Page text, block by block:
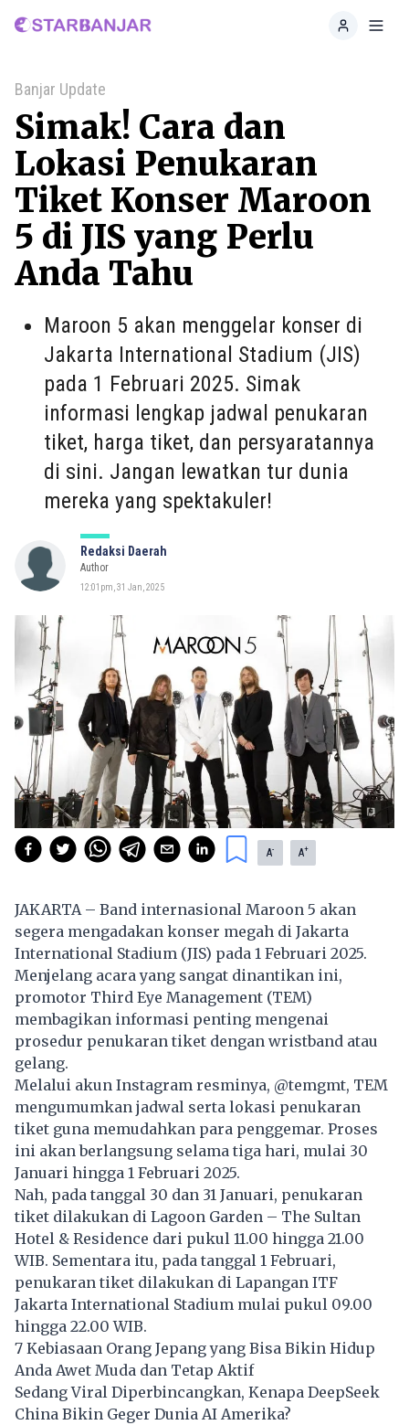
Home
Banjar Update
Simak! Cara dan
Lokasi Penukaran
Tiket Konser Maroon
5 di JIS yang Perlu
Anda Tahu
Maroon 5 akan menggelar konser di
Jakarta International Stadium (JIS)
pada 1 Februari 2025. Simak
informasi lengkap jadwal penukaran
tiket, harga tiket, dan persyaratannya
di sini. Jangan lewatkan tur dunia
mereka yang spektakuler!
Redaksi Daerah
Author
12:01pm, 31 Jan, 2025
A- A+
JAKARTA – Band internasional Maroon 5 akan
segera mengadakan konser megah di Jakarta
International Stadium (JIS) pada 1 Februari 2025.
Menjelang acara yang sangat dinantikan ini,
promotor Third Eye Management (TEM)
membagikan informasi penting mengenai
prosedur penukaran tiket dengan wristband atau
gelang.
Melalui akun Instagram resminya, @temgmt, TEM
mengumumkan jadwal serta lokasi penukaran
tiket guna memudahkan para penggemar. Proses
ini akan berlangsung selama tiga hari, mulai 30
Januari hingga 1 Februari 2025.
Nah, pada tanggal 30 dan 31 Januari, penukaran
tiket dilakukan di Lagoon Garden – The Sultan
Hotel & Residence dari pukul 11.00 hingga 21.00
WIB. Sementara itu, pada tanggal 1 Februari,
penukaran tiket dilakukan di Lapangan ITF
Jakarta International Stadium mulai pukul 09.00
hingga 22.00 WIB.
7 Kebiasaan Orang Jepang yang Bisa Bikin Hidup
Anda Awet Muda dan Tetap Aktif
Sedang Viral Diperbincangkan, Kenapa DeepSeek
China Bikin Geger Dunia AI Amerika?